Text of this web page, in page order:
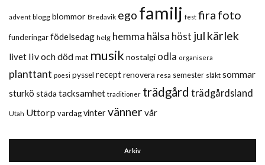
advent blogg blommor Bredavik ego familj fest fira foto
funderingarfödelsedag helg hemma hälsa höst jul kärlek
livet liv och dödmat musik nostalgi odla organisera
planttant poesi pyssel receptrenovera resa semester släkt sommar
sturkö städa tacksamhet traditioner trädgård trädgårdsland
Utah Uttorp vardagvintervänner vår
Arkiv